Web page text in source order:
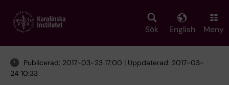
main
Sök English Meny
Publicerad: 2017-03-23 17:00 | Uppdaterad: 2017-03-
24 10:33